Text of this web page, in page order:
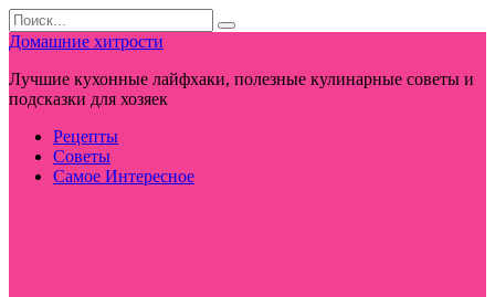
Перейти
к
контенту
Search
for:
Домашние хитрости
Лучшие кухонные лайфхаки, полезные кулинарные советы и
подсказки для хозяек
Рецепты
Советы
Самое Интересное